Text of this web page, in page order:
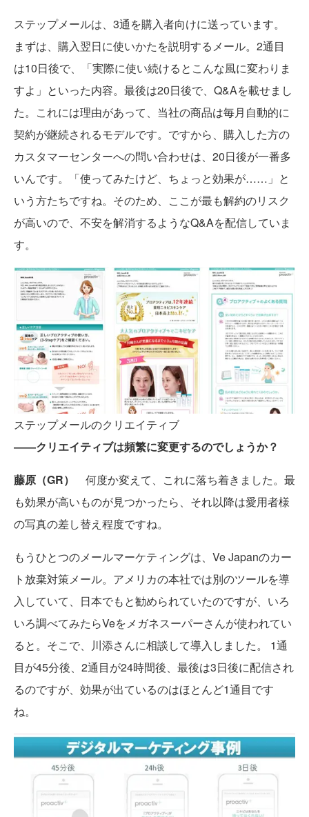
ステップメールは、3通を購入者向けに送っています。
まずは、購入翌日に使いかたを説明するメール。2通目
は10日後で、「実際に使い続けるとこんな風に変わりま
すよ」といった内容。最後は20日後で、Q&Aを載せまし
た。これには理由があって、当社の商品は毎月自動的に
契約が継続されるモデルです。ですから、購入した方の
カスタマーセンターへの問い合わせは、20日後が一番多
いんです。「使ってみたけど、ちょっと効果が……」と
いう方たちですね。そのため、ここが最も解約のリスク
が高いので、不安を解消するようなQ&Aを配信していま
す。
ステップメールのクリエイティブ
――クリエイティブは頻繁に変更するのでしょうか？
藤原（GR）
何度か変えて、これに落ち着きました。最
も効果が高いものが見つかったら、それ以降は愛用者様
の写真の差し替え程度ですね。
もうひとつのメールマーケティングは、Ve Japanのカー
ト放棄対策メール。アメリカの本社では別のツールを導
入していて、日本でもと勧められていたのですが、いろ
いろ調べてみたらVeをメガネスーパーさんが使われてい
ると。そこで、川添さんに相談して導入しました。 1通
目が45分後、2通目が24時間後、最後は3日後に配信され
るのですが、効果が出ているのはほとんど1通目です
ね。